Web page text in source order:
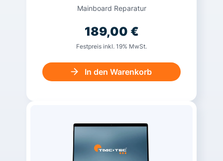
Mainboard Reparatur
189,00 €
Festpreis inkl. 19% MwSt.
In den Warenkorb